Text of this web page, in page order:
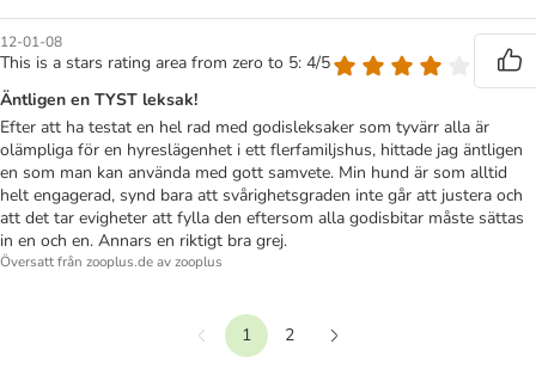
12-01-08
This is a stars rating area from zero to 5: 4/5
Äntligen en TYST leksak!
Efter att ha testat en hel rad med godisleksaker som tyvärr alla är
olämpliga för en hyreslägenhet i ett flerfamiljshus, hittade jag äntligen
en som man kan använda med gott samvete. Min hund är som alltid
helt engagerad, synd bara att svårighetsgraden inte går att justera och
att det tar evigheter att fylla den eftersom alla godisbitar måste sättas
in en och en. Annars en riktigt bra grej.
Översatt från zooplus.de av zooplus
Föregående
1
2